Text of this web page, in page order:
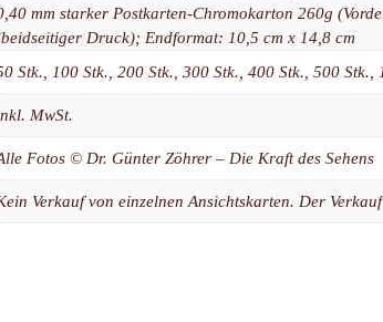
mm starker Postkarten-Chromokarton 260g
Druck); Endformat: 10,5 cm x 14,8 cm
Stk., 100 Stk., 200 Stk., 300 Stk., 400 Stk., 500 Stk.,
MwSt.
Fotos © Dr. Günter Zöhrer – Die Kraft des Sehens
Verkauf von einzelnen Ansichtskarten. Der